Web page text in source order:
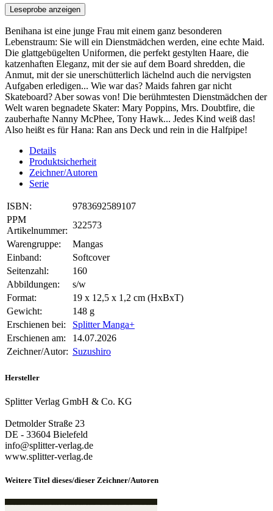
Leseprobe anzeigen
Benihana ist eine junge Frau mit einem ganz besonderen
Lebenstraum: Sie will ein Dienstmädchen werden, eine echte Maid.
Die glattgebügelten Uniformen, die perfekt gestylten Haare, die
katzenhaften Eleganz, mit der sie auf dem Board shredden, die
Anmut, mit der sie unerschütterlich lächelnd auch die nervigsten
Aufgaben erledigen... Wie war das? Maids fahren gar nicht
Skateboard? Aber sowas von! Die berühmtesten Dienstmädchen der
Welt waren begnadete Skater: Mary Poppins, Mrs. Doubtfire, die
zauberhafte Nanny McPhee, Tony Hawk... Jedes Kind weiß das!
Also heißt es für Hana: Ran ans Deck und rein in die Halfpipe!
Details
Produktsicherheit
Zeichner/Autoren
Serie
ISBN:
9783692589107
PPM
Artikelnummer:
322573
Warengruppe:
Mangas
Einband:
Softcover
Seitenzahl:
160
Abbildungen:
s/w
Format:
19 x 12,5 x 1,2 cm (HxBxT)
Gewicht:
148 g
Erschienen bei:
Splitter Manga+
Erschienen am:
14.07.2026
Zeichner/Autor: Suzushiro
Hersteller
Splitter Verlag GmbH & Co. KG
Detmolder Straße 23
DE - 33604 Bielefeld
info@splitter-verlag.de
www.splitter-verlag.de
Weitere Titel dieses/dieser Zeichner/Autoren